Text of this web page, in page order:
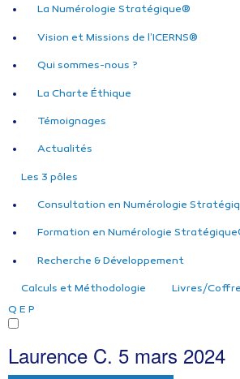
La Numérologie Stratégique®
Vision et Missions de l’ICERNS®
Qui sommes-nous ?
La Charte Éthique
Témoignages
Actualités
Les 3 pôles
Consultation en Numérologie
Formation en Numérologie
Recherche & Développement
Calculs et Méthodologie
Livres/
Q E P
Laurence C. 5 mars 2024